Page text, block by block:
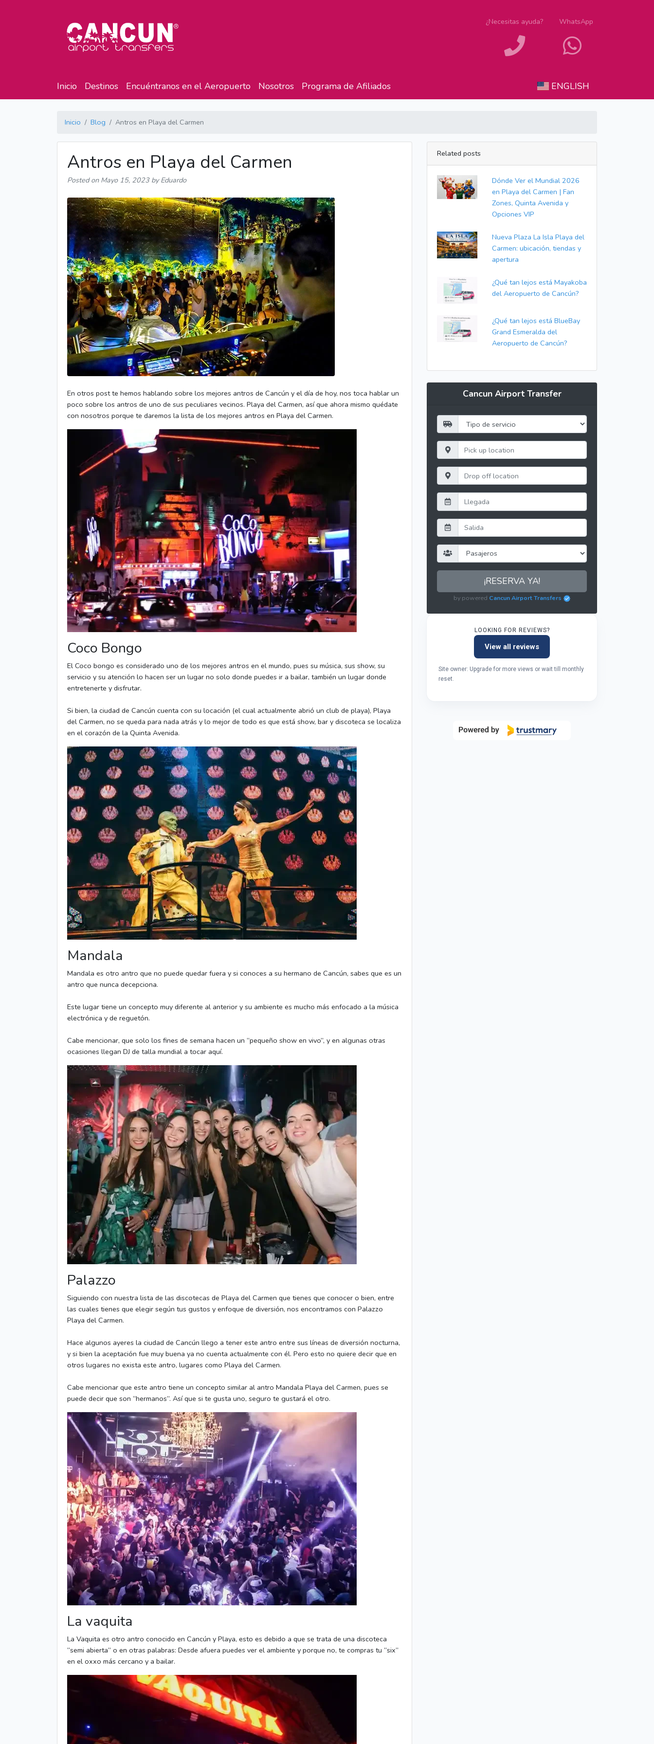
¿Necesitas ayuda? WhatsApp
Inicio Destinos Encuéntranos en el Aeropuerto Nosotros Programa de Afiliados ENGLISH
Inicio Blog Antros en Playa del Carmen
Antros en Playa del Carmen
Posted on Mayo 15, 2023by Eduardo
En otros post te hemos hablando sobre los mejores antros de Cancún y el día de hoy, nos toca hablar un
poco sobre los antros de uno de sus peculiares vecinos. Playa del Carmen, así que ahora mismo quédate
con nosotros porque te daremos la lista de los mejores antros en Playa del Carmen.
Coco Bongo
El Coco bongo es considerado uno de los mejores antros en el mundo, pues su música, sus show, su
servicio y su atención lo hacen ser un lugar no solo donde puedes ir a bailar, también un lugar donde
entretenerte y disfrutar.
Si bien, la ciudad de Cancún cuenta con su locación (el cual actualmente abrió un club de playa), Playa
del Carmen, no se queda para nada atrás y lo mejor de todo es que está show, bar y discoteca se localiza
en el corazón de la Quinta Avenida.
Mandala
Mandala es otro antro que no puede quedar fuera y si conoces a su hermano de Cancún, sabes que es un
antro que nunca decepciona.
Este lugar tiene un concepto muy diferente al anterior y su ambiente es mucho más enfocado a la música
electrónica y de reguetón.
Cabe mencionar, que solo los fines de semana hacen un “pequeño show en vivo”, y en algunas otras
ocasiones llegan DJ de talla mundial a tocar aquí.
Palazzo
Siguiendo con nuestra lista de las discotecas de Playa del Carmen que tienes que conocer o bien, entre
las cuales tienes que elegir según tus gustos y enfoque de diversión, nos encontramos con Palazzo
Playa del Carmen.
Hace algunos ayeres la ciudad de Cancún llego a tener este antro entre sus líneas de diversión nocturna,
y si bien la aceptación fue muy buena ya no cuenta actualmente con él. Pero esto no quiere decir que en
otros lugares no exista este antro, lugares como Playa del Carmen.
Cabe mencionar que este antro tiene un concepto similar al antro Mandala Playa del Carmen, pues se
puede decir que son “hermanos”. Así que si te gusta uno, seguro te gustará el otro.
La vaquita
La Vaquita es otro antro conocido en Cancún y Playa, esto es debido a que se trata de una discoteca
“semi abierta” o en otras palabras: Desde afuera puedes ver el ambiente y porque no, te compras tu “six”
en el oxxo más cercano y a bailar.
Related posts
Dónde Ver el Mundial 2026
en Playa del Carmen | Fan
Zones, Quinta Avenida y
Opciones VIP
Nueva Plaza La Isla Playa del
Carmen: ubicación, tiendas y
apertura
¿Qué tan lejos está Mayakoba
del Aeropuerto de Cancún?
¿Qué tan lejos está BlueBay
Grand Esmeralda del
Aeropuerto de Cancún?
Cancun Airport Transfer
¡RESERVA YA!
by powered Cancun Airport Transfers
LOOKING FOR REVIEWS?
View all reviews
Site owner: Upgrade for more views or wait till monthly
reset.